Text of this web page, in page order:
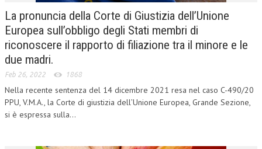
SICUREZZA SUL LAVORO
FISCO
DIRITTO TRIBUTARIO
FISCALITÀ INTERNAZIONALE
TAX RISK MANAGEMENT
CFC E PARADISI FISCALI
La pronuncia della Corte di Giustizia dell’Unione
Europea sull’obbligo degli Stati membri di
riconoscere il rapporto di filiazione tra il minore e le
due madri.
Feb 26, 2022 1868
Nella recente sentenza del 14 dicembre 2021 resa nel caso C-490/20
PPU, V.M.A., la Corte di giustizia dell’Unione Europea, Grande Sezione,
si è espressa sulla...